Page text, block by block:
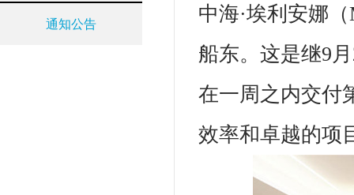
通知公告
中海·埃利安娜
船东。这是继9
在一周之内交付
效率和卓越的项